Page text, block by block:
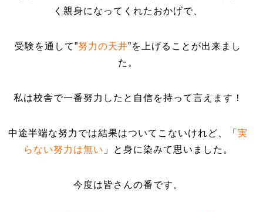
く親身になってくれたおかげで、
受験を通して”努力の天井”を上げることが出来まし
た。
私は校舎で一番努力したと自信を持って言えます！
中途半端な努力では結果はついてこないけれど、「実
らない努力は無い 」 と身に染みて思いました。
今度は皆さんの番です。